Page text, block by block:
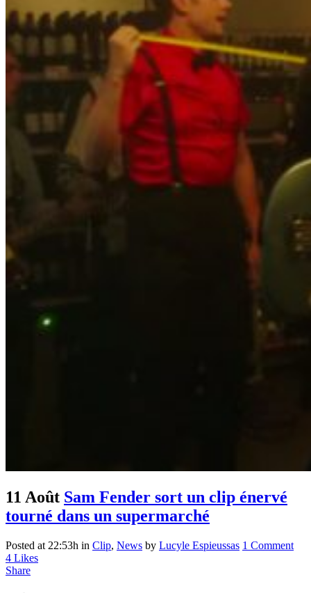
11 Août Sam Fender sort un clip énervé
tourné dans un supermarché
Posted at 22:53h in Clip, News by Lucyle Espieussas 1 Comment
4 Likes
Share